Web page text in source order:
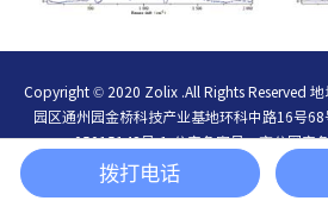
Copyright © 2020 Zolix .All Rights Reserved
园区通州园金桥科技产业基地环科中路16号68
05015148号-1 公安备案号：京公网安
简体中文
English
拨打电话